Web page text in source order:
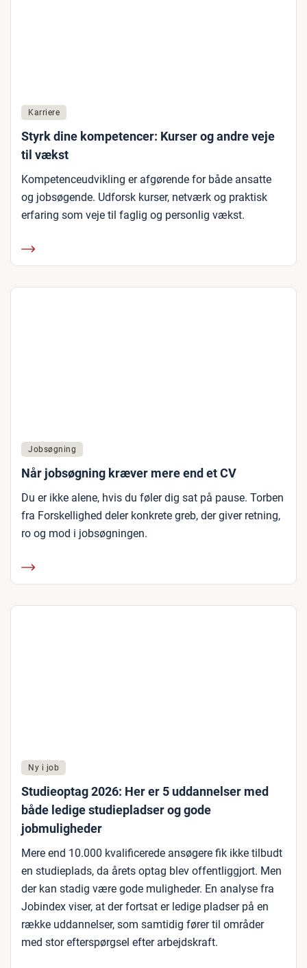
Karriere
Styrk dine kompetencer: Kurser og andre veje
til vækst
Kompetenceudvikling er afgørende for både ansatte
og jobsøgende. Udforsk kurser, netværk og praktisk
erfaring som veje til faglig og personlig vækst.
Jobsøgning
Når jobsøgning kræver mere end et CV
Du er ikke alene, hvis du føler dig sat på pause. Torben
fra Forskellighed deler konkrete greb, der giver retning,
ro og mod i jobsøgningen.
Ny i job
Studieoptag 2026: Her er 5 uddannelser med
både ledige studiepladser og gode
jobmuligheder
Mere end 10.000 kvalificerede ansøgere fik ikke tilbudt
en studieplads, da årets optag blev offentliggjort. Men
der kan stadig være gode muligheder. En analyse fra
Jobindex viser, at der fortsat er ledige pladser på en
række uddannelser, som samtidig fører til områder
med stor efterspørgsel efter arbejdskraft.